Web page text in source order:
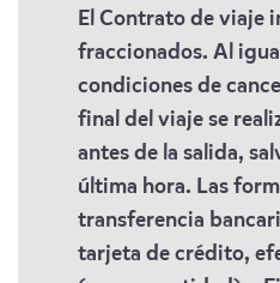
El Contrato de viaje
fraccionados. Al
condiciones de
final del viaje se
antes de la salida,
última hora. Las
transferencia
tarjeta de crédito,